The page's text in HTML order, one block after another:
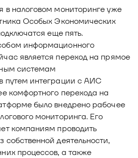
в налоговом мониторинге уже
Особых Экономических
еще пять.
информационного
является переход на прямое
системам
путем интеграции с АИС
комфортного перехода на
было внедрено рабочее
мониторинга. Его
компаниям проводить
собственной деятельности,
процессов, а также